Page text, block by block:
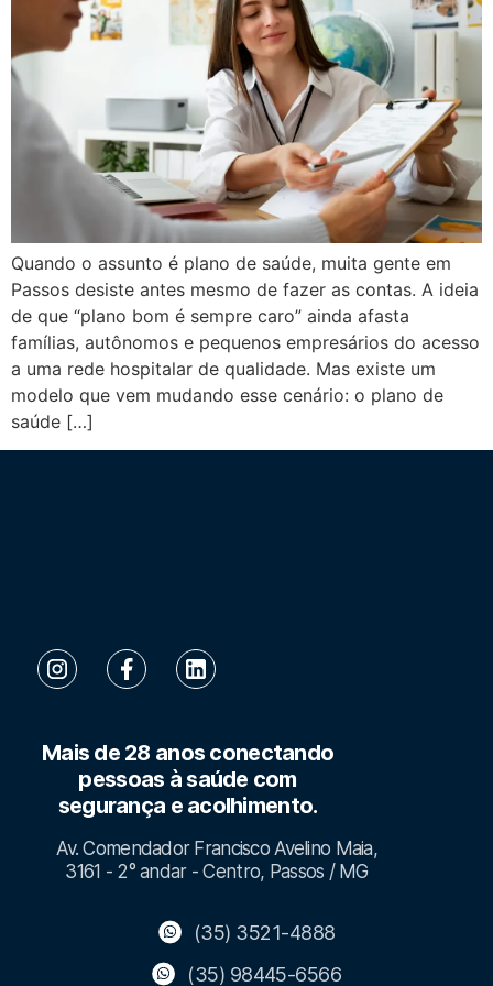
Quando o assunto é plano de saúde, muita gente em
Passos desiste antes mesmo de fazer as contas. A ideia
de que “plano bom é sempre caro” ainda afasta
famílias, autônomos e pequenos empresários do acesso
a uma rede hospitalar de qualidade. Mas existe um
modelo que vem mudando esse cenário: o plano de
saúde […]
Mais de 28 anos conectando
pessoas à saúde com
segurança e acolhimento.
Av. Comendador Francisco Avelino Maia,
3161 - 2° andar - Centro, Passos / MG
(35) 3521-4888
(35) 98445-6566